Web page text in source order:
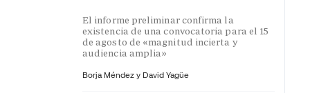
El informe preliminar confirma la
existencia de una convocatoria para el 15
de agosto de «magnitud incierta y
audiencia amplia»
Borja Méndez y David Yagüe